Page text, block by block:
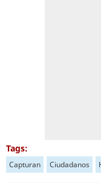
Tags:
Capturan Ciudadanos